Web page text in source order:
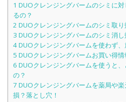
1 DUOクレンジングバームのシミに
るの？
2 DUOクレンジングバームのシミ取
3 DUOクレンジングバームのシミ消
4DUOクレンジングバームを使わず
5 DUOクレンジングバームお買い得
6 DUOクレンジングバームを使うと
の？
7 DUOクレンジングバームを薬局や
損？落とし穴！